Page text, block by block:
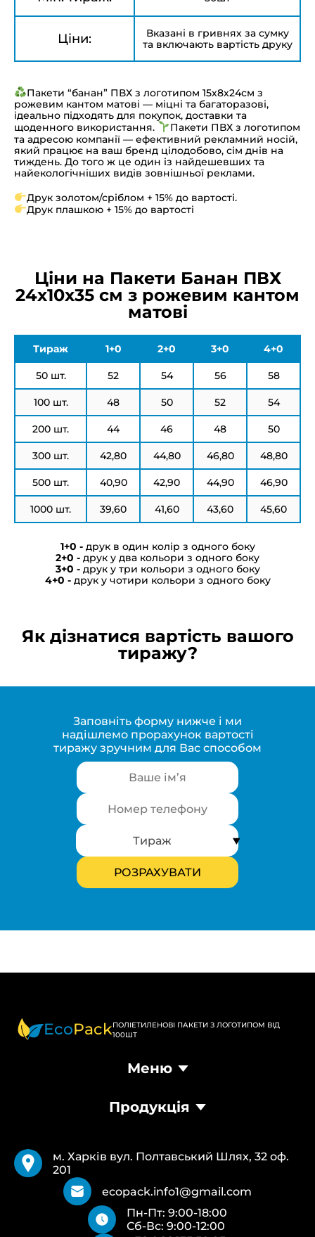
Ціни:
Вказані в гривнях за сумку
та включають вартість друку
Пакети “банан” ПВХ з логотипом 15х8х24см з
рожевим кантом матові — міцні та багаторазові,
ідеально підходять для покупок, доставки та
щоденного використання.
Пакети ПВХ з логотипом
та адресою компанії — ефективний рекламний носій,
який працює на ваш бренд цілодобово, сім днів на
тиждень. До того ж це один із найдешевших та
найекологічніших видів зовнішньої реклами.
Друк золотом/сріблом + 15% до вартості.
Друк плашкою + 15% до вартості
Ціни на Пакети Банан ПВХ
24х10х35 см з рожевим кантом
матові
Тираж 1+0 2+0 3+0 4+0
50 шт. 52 54 56 58
100 шт. 48 50 52 54
200 шт. 44 46 48 50
300 шт. 42,80 44,80 46,80 48,80
500 шт. 40,90 42,90 44,90 46,90
1000 шт. 39,60 41,60 43,60 45,60
друк в один колір з одного боку
друк у два кольори з одного боку
друк у три кольори з одного боку
друк у чотири кольори з одного боку
Як дізнатися вартість вашого
тиражу?
Заповніть форму нижче і ми
надішлемо прорахунок вартості
тиражу зручним для Вас способом
EcoPackПОЛІЕТИЛЕНОВІ ПАКЕТИ З ЛОГОТИПОМ ВІД
100ШТ
Меню
Продукція
Pantone
Повернення та обмін
Про нас
Контакти
Політика конфіденційності
Продукція
Кур’єрські пакети
Паперові пакети Бурі
Пакети Zip-Lock (Слайдер) з логотипом
Пакети банан ПВХ
Скотч з логотипом
м. Харків вул. Полтавський Шлях, 32 оф.
201
ecopack.info1@gmail.com
Пн-Пт: 9:00-18:00
Сб-Вс: 9:00-12:00